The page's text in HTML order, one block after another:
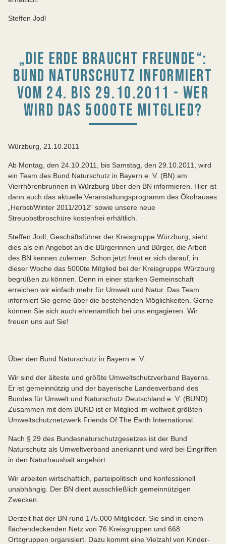
Steffen Jodl
„DIE ERDE BRAUCHT FREUNDE“:
BUND NATURSCHUTZ INFORMIERT
VOM 24. BIS 29.10.2011 - WER
WIRD DAS 5000TE MITGLIED?
Würzburg, 21.10.2011
Ab Montag, den 24.10.2011, bis Samstag, den 29.10.2011, wird
ein Team des Bund Naturschutz in Bayern e. V. (BN) am
Vierrhörenbrunnen in Würzburg über den BN informieren. Hier ist
dann auch das aktuelle Veranstaltungsprogramm des Ökohauses
„Herbst/Winter 2011/2012“ sowie unsere neue
Streuobstbroschüre kostenfrei erhältlich.
Steffen Jodl, Geschäftsführer der Kreisgruppe Würzburg, sieht
dies als ein Angebot an die Bürgerinnen und Bürger, die Arbeit
des BN kennen zulernen. Schon jetzt freut er sich darauf, in
dieser Woche das 5000te Mitglied bei der Kreisgruppe Würzburg
begrüßen zu können. Denn in einer starken Gemeinschaft
erreichen wir einfach mehr für Umwelt und Natur. Das Team
informiert Sie gerne über die bestehenden Möglichkeiten. Gerne
können Sie sich auch ehrenamtlich bei uns engagieren. Wir
freuen uns auf Sie!
Über den Bund Naturschutz in Bayern e. V.:
Wir sind der älteste und größte Umweltschutzverband Bayerns.
Er ist gemeinnützig und der bayerische Landesverband des
Bundes für Umwelt und Naturschutz Deutschland e. V. (BUND).
Zusammen mit dem BUND ist er Mitglied im weltweit größten
Umweltschutznetzwerk Friends Of The Earth International.
Nach § 29 des Bundesnaturschutzgesetzes ist der Bund
Naturschutz als Umweltverband anerkannt und wird bei Eingriffen
in den Naturhaushalt angehört.
Wir arbeiten wirtschaftlich, parteipolitisch und konfessionell
unabhängig. Der BN dient ausschließlich gemeinnützigen
Zwecken.
Derzeit hat der BN rund 175.000 Mitglieder. Sie sind in einem
flächendeckenden Netz von 76 Kreisgruppen und 668
Ortsgruppen organisiert. Dazu kommt eine Vielzahl von Kinder-